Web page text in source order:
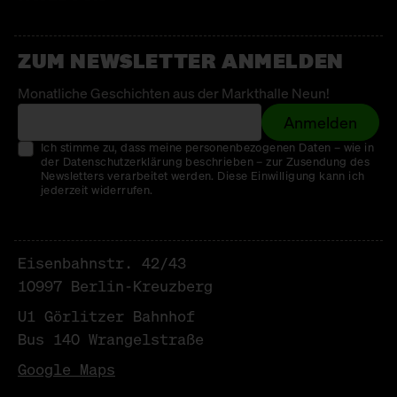
Indian Dosa, Idli, and Chai
KUCHEN VON GAIA
Italiensche Küchlein
Croques & Sardinen
MAMAS KÜCHE
MARKTCAFÉ
Frische Waffeln
ZUM NEWSLETTER ANMELDEN
Monatliche Geschichten aus der Markthalle Neun!
Anmelden
Ich stimme zu, dass meine personenbezogenen Daten – wie in
der Datenschutzerklärung beschrieben – zur Zusendung des
Newsletters verarbeitet werden. Diese Einwilligung kann ich
jederzeit widerrufen.
Eisenbahnstr. 42/43
10997 Berlin-Kreuzberg
U1 Görlitzer Bahnhof
Bus 140 Wrangelstraße
Google Maps